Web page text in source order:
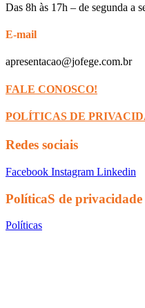
Das 8h às 17h – de segunda a
E-mail
apresentacao@jofege.com.br
FALE CONOSCO!
POLÍTICAS DE
Redes sociais
Facebook Instagram Linkedin
PolíticaS de privacidade
Políticas